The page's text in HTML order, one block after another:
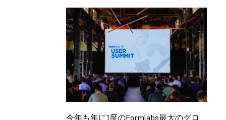
今年も年に1度のFormlabs最大のグロ